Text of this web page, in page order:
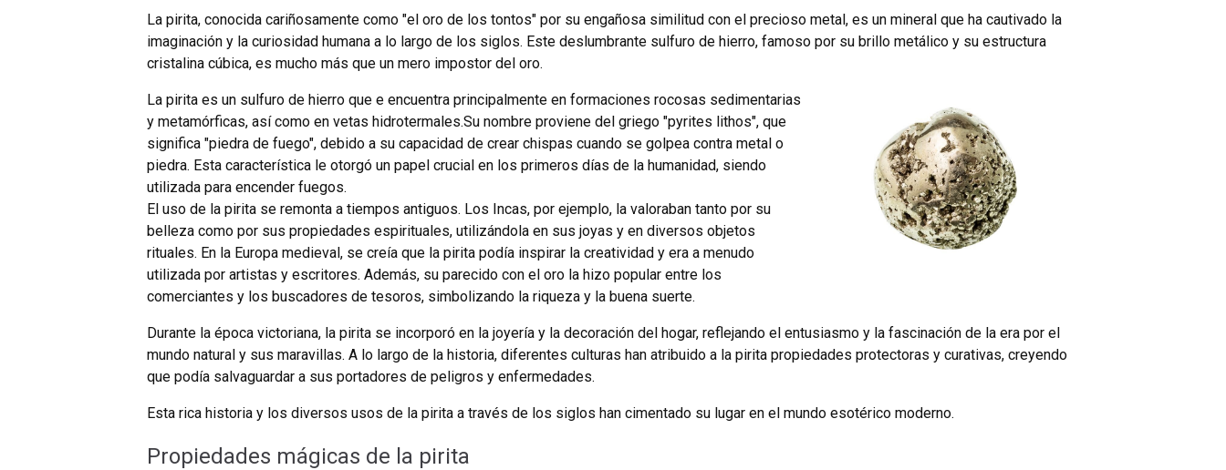
La pirita, conocida cariñosamente como "el oro de los tontos" por su engañosa similitud con el precioso metal, es un mineral que ha cautivado la
imaginación y la curiosidad humana a lo largo de los siglos. Este deslumbrante sulfuro de hierro, famoso por su brillo metálico y su estructura
cristalina cúbica, es mucho más que un mero impostor del oro.
La pirita es un sulfuro de hierro que e encuentra principalmente en formaciones rocosas sedimentarias
y metamórficas, así como en vetas hidrotermales.Su nombre proviene del griego "pyrites lithos", que
significa "piedra de fuego", debido a su capacidad de crear chispas cuando se golpea contra metal o
piedra. Esta característica le otorgó un papel crucial en los primeros días de la humanidad, siendo
utilizada para encender fuegos.
El uso de la pirita se remonta a tiempos antiguos. Los Incas, por ejemplo, la valoraban tanto por su
belleza como por sus propiedades espirituales, utilizándola en sus joyas y en diversos objetos
rituales. En la Europa medieval, se creía que la pirita podía inspirar la creatividad y era a menudo
utilizada por artistas y escritores. Además, su parecido con el oro la hizo popular entre los
comerciantes y los buscadores de tesoros, simbolizando la riqueza y la buena suerte.
Durante la época victoriana, la pirita se incorporó en la joyería y la decoración del hogar, reflejando el entusiasmo y la fascinación de la era por el
mundo natural y sus maravillas. A lo largo de la historia, diferentes culturas han atribuido a la pirita propiedades protectoras y curativas, creyendo
que podía salvaguardar a sus portadores de peligros y enfermedades.
Esta rica historia y los diversos usos de la pirita a través de los siglos han cimentado su lugar en el mundo esotérico moderno.
Propiedades mágicas de la pirita